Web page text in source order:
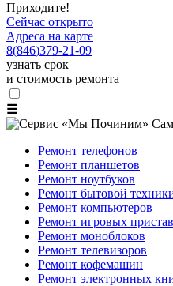
Приходите!
Сейчас открыто
Адреса на карте
8(846)379-21-09
узнать срок
и стоимость ремонта
☰
Ремонт телефонов
Ремонт планшетов
Ремонт ноутбуков
Ремонт бытовой
Ремонт компьютеров
Ремонт игровых
Ремонт моноблоков
Ремонт телевизоров
Ремонт кофемашин
Ремонт электронных